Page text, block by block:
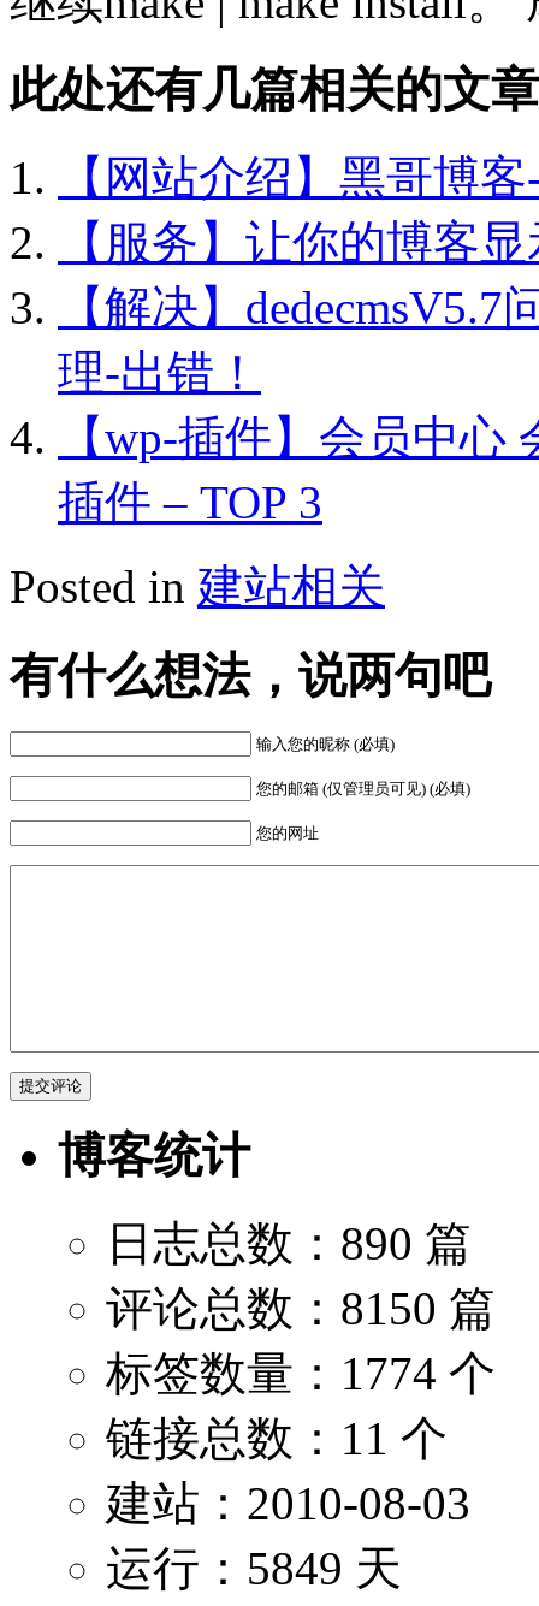
此处还有几篇相关的文
【网站介绍】黑哥博
【服务】让你的博客
【解决】
理-出错！
【wp-插件】会员中
插件 – TOP 3
Posted in 建站相关
有什么想法，说两句吧
输入您的昵称 (必填)
您的邮箱 (仅管理员可见) (必填)
您的网址
博客统计
日志总数：890 篇
评论总数：8150 篇
标签数量：1774 个
链接总数：11 个
建站：2010-08-03
运行：5849 天